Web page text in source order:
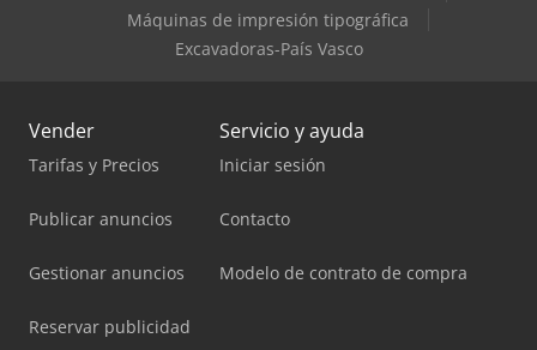
Máquinas de impresión tipográfica
Excavadoras-País Vasco
Vender
Tarifas y Precios
Publicar anuncios
Gestionar anuncios
Reservar publicidad
Servicio y ayuda
Iniciar sesión
Contacto
Modelo de contrato de compra